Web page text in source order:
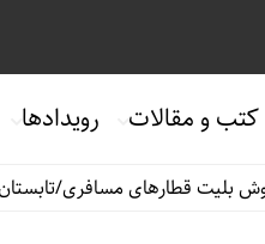
کتب و مقالات رویدادها
مسافری/تابستان۱۴۰۵